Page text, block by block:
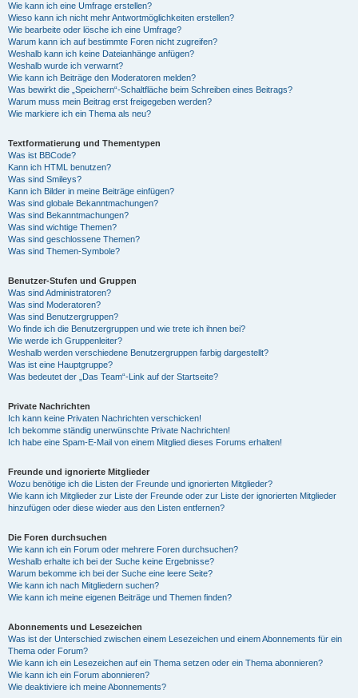
Wie kann ich eine Umfrage erstellen?
Wieso kann ich nicht mehr Antwortmöglichkeiten erstellen?
Wie bearbeite oder lösche ich eine Umfrage?
Warum kann ich auf bestimmte Foren nicht zugreifen?
Weshalb kann ich keine Dateianhänge anfügen?
Weshalb wurde ich verwarnt?
Wie kann ich Beiträge den Moderatoren melden?
Was bewirkt die „Speichern“-Schaltfläche beim Schreiben eines Beitrags?
Warum muss mein Beitrag erst freigegeben werden?
Wie markiere ich ein Thema als neu?
Textformatierung und Thementypen
Was ist BBCode?
Kann ich HTML benutzen?
Was sind Smileys?
Kann ich Bilder in meine Beiträge einfügen?
Was sind globale Bekanntmachungen?
Was sind Bekanntmachungen?
Was sind wichtige Themen?
Was sind geschlossene Themen?
Was sind Themen-Symbole?
Benutzer-Stufen und Gruppen
Was sind Administratoren?
Was sind Moderatoren?
Was sind Benutzergruppen?
Wo finde ich die Benutzergruppen und wie trete ich ihnen bei?
Wie werde ich Gruppenleiter?
Weshalb werden verschiedene Benutzergruppen farbig dargestellt?
Was ist eine Hauptgruppe?
Was bedeutet der „Das Team“-Link auf der Startseite?
Private Nachrichten
Ich kann keine Privaten Nachrichten verschicken!
Ich bekomme ständig unerwünschte Private Nachrichten!
Ich habe eine Spam-E-Mail von einem Mitglied dieses Forums erhalten!
Freunde und ignorierte Mitglieder
Wozu benötige ich die Listen der Freunde und ignorierten Mitglieder?
Wie kann ich Mitglieder zur Liste der Freunde oder zur Liste der ignorierten Mitglieder
hinzufügen oder diese wieder aus den Listen entfernen?
Die Foren durchsuchen
Wie kann ich ein Forum oder mehrere Foren durchsuchen?
Weshalb erhalte ich bei der Suche keine Ergebnisse?
Warum bekomme ich bei der Suche eine leere Seite?
Wie kann ich nach Mitgliedern suchen?
Wie kann ich meine eigenen Beiträge und Themen finden?
Abonnements und Lesezeichen
Was ist der Unterschied zwischen einem Lesezeichen und einem Abonnements für ein
Thema oder Forum?
Wie kann ich ein Lesezeichen auf ein Thema setzen oder ein Thema abonnieren?
Wie kann ich ein Forum abonnieren?
Wie deaktiviere ich meine Abonnements?